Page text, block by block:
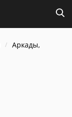
Аркады,